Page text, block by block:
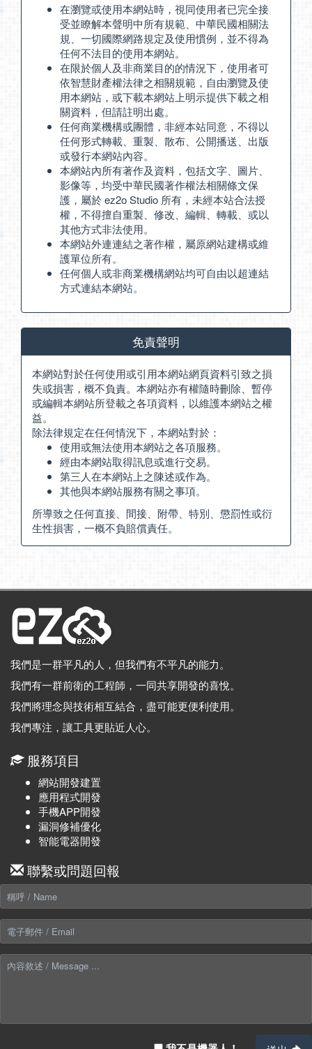
在瀏覽或使用本網站時，視同使用者已完全接
受並瞭解本聲明中所有規範、中華民國相關法
規、一切國際網路規定及使用慣例，並不得為
任何不法目的使用本網站。
在限於個人及非商業目的的情況下，使用者可
依智慧財產權法律之相關規範，自由瀏覽及使
用本網站，或下載本網站上明示提供下載之相
關資料，但請註明出處。
任何商業機構或團體，非經本站同意，不得以
任何形式轉載、重製、散布、公開播送、出版
或發行本網站內容。
本網站內所有著作及資料，包括文字、圖片、
影像等，均受中華民國著作權法相關條文保
護，屬於 ez2o Studio 所有，未經本站合法授
權，不得擅自重製、修改、編輯、轉載、或以
其他方式非法使用。
本網站外連連結之著作權，屬原網站建構或維
護單位所有。
任何個人或非商業機構網站均可自由以超連結
方式連結本網站。
免責聲明
本網站對於任何使用或引用本網站網頁資料引致之損
失或損害，概不負責。本網站亦有權隨時刪除、暫停
或編輯本網站所登載之各項資料，以維護本網站之權
益。
除法律規定在任何情況下，本網站對於：
使用或無法使用本網站之各項服務。
經由本網站取得訊息或進行交易。
第三人在本網站上之陳述或作為。
其他與本網站服務有關之事項。
所導致之任何直接、間接、附帶、特別、懲罰性或衍
生性損害，一概不負賠償責任。
我們是一群平凡的人，但我們有不平凡的能力。
我們有一群前衛的工程師，一同共享開發的喜悅。
我們將理念與技術相互結合，盡可能更便利使用。
我們專注，讓工具更貼近人心。
服務項目
網站開發建置
應用程式開發
手機APP開發
漏洞修補優化
智能電器開發
聯繫或問題回報